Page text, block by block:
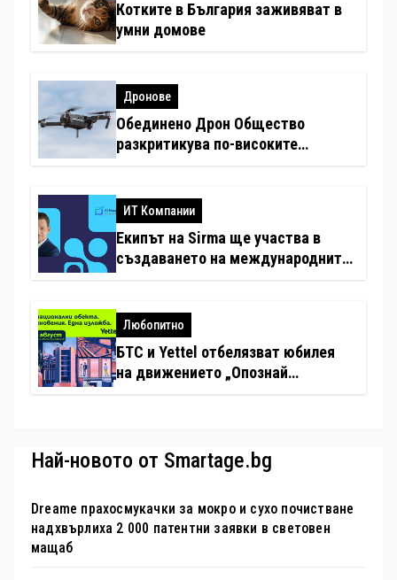
Котките в България заживяват в
умни домове
Дронове
Обединено Дрон Общество
разкритикува по-високите
ИТ Компании
Екипът на Sirma ще участва в
създаването на международните
хотелиерството
Любопитно
БТС и Yettel отбелязват юбилея
на движението „Опознай
Най-новото от Smartage.bg
Dreame прахосмукачки за мокро и сухо почистване
надхвърлиха 2 000 патентни заявки в световен
мащаб